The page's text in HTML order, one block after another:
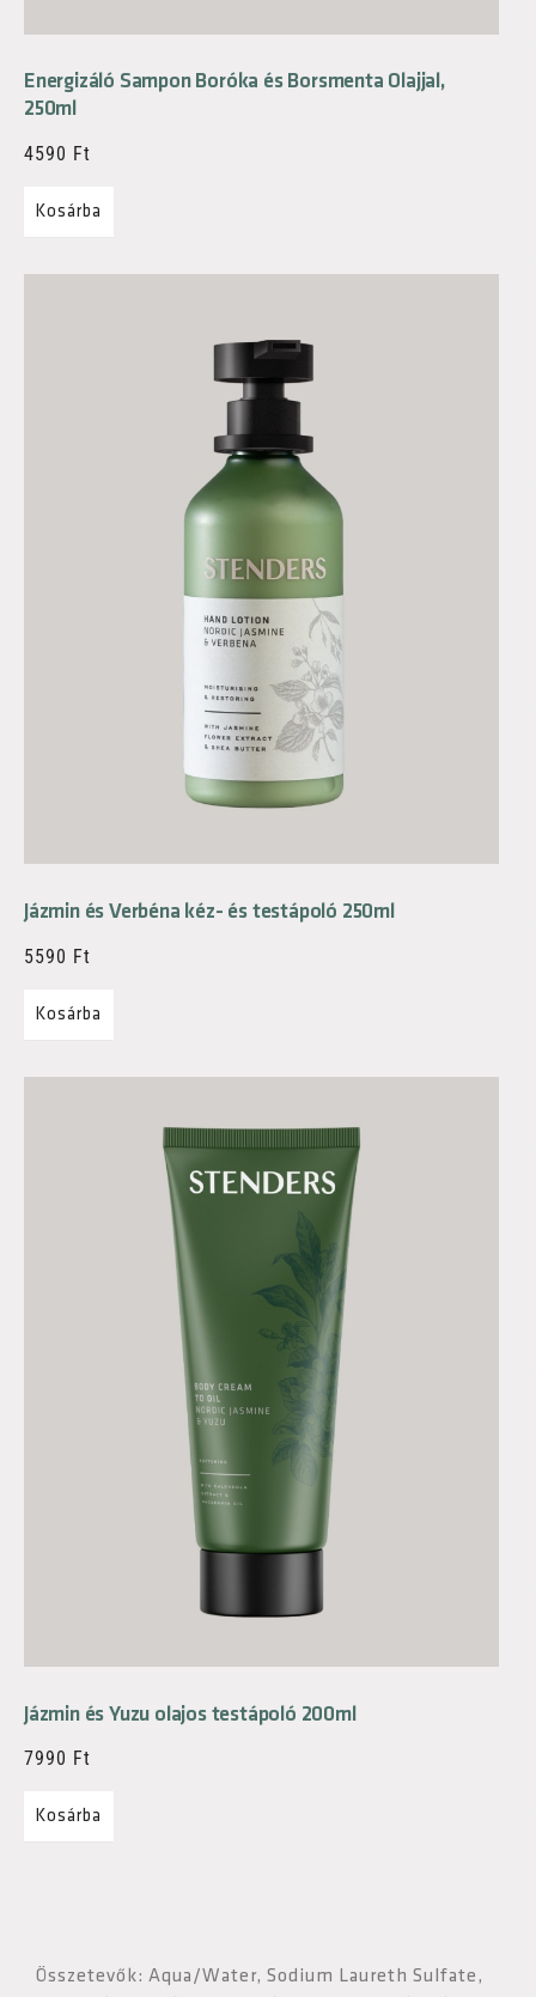
Energizáló Sampon Boróka és Borsmenta Olajjal,
250ml
4590 Ft
Kosárba
Jázmin és Verbéna kéz- és testápoló 250ml
5590 Ft
Kosárba
Jázmin és Yuzu olajos testápoló 200ml
7990 Ft
Kosárba
Összetevők: Aqua/Water, Sodium Laureth Sulfate,